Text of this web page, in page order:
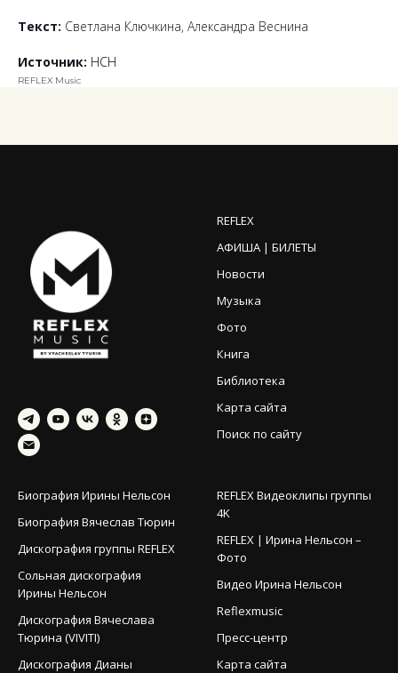
Текст: Светлана Ключкина, Александра Веснина
Источник: НСН
REFLEX Music
REFLEX
АФИША | БИЛЕТЫ
Новости
Музыка
Фото
Книга
Библиотека
Карта сайта
Поиск по сайту
Биография Ирины Нельсон
Биография Вячеслав Тюрин
Дискография группы REFLEX
Сольная дискография
Ирины Нельсон
Дискография Вячеслава
Тюрина (VIVITI)
Дискография Дианы
REFLEX Видеоклипы группы
4K
REFLEX | Ирина Нельсон –
Фото
Видео Ирина Нельсон
Reflexmusic
Пресс-центр
Карта сайта